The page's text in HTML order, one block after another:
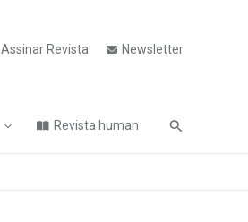
Assinar Revista Newsletter
Revista human Pesquisa